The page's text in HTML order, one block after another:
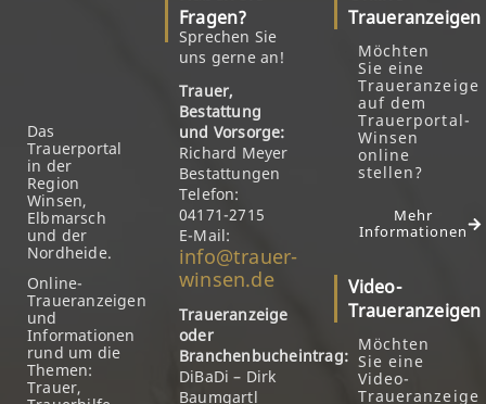
Das
Trauerportal
in der
Region
Winsen,
Elbmarsch
und der
Nordheide.
Online-
Traueranzeigen
und
Informationen
rund um die
Themen:
Trauer,
Fragen?
Sprechen Sie
uns gerne an!
Trauer,
Bestattung
und Vorsorge:
Richard Meyer
Bestattungen
Telefon:
04171-2715
E-Mail:
info@trauer-
winsen.de
Traueranzeige
oder
Branchenbucheintrag:
DiBaDi – Dirk
Baumgartl
Traueranzeigen
Möchten
Sie eine
Traueranzeige
auf dem
Trauerportal-
Winsen
online
stellen?
Mehr
Informationen
Video-
Traueranzeigen
Möchten
Sie eine
Video-
Traueranzeige